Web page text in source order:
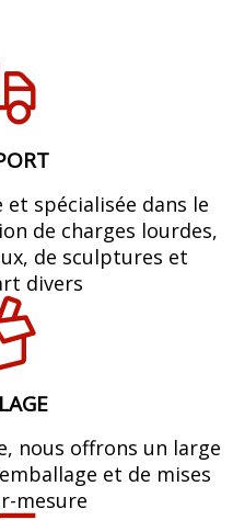
spécialisée dans le
de charges lourdes,
de sculptures et
divers
nous offrons un large
et de mises
mesure